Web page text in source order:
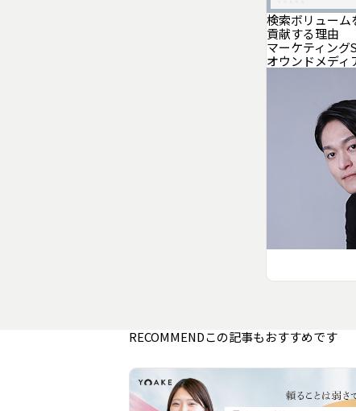
検索ボリューム
貢献する理由
マーケティング
オウンドメディ
RECOMMENDこの記事もおすすめです